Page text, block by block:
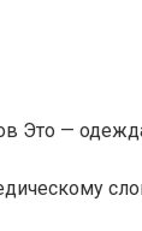
Это —